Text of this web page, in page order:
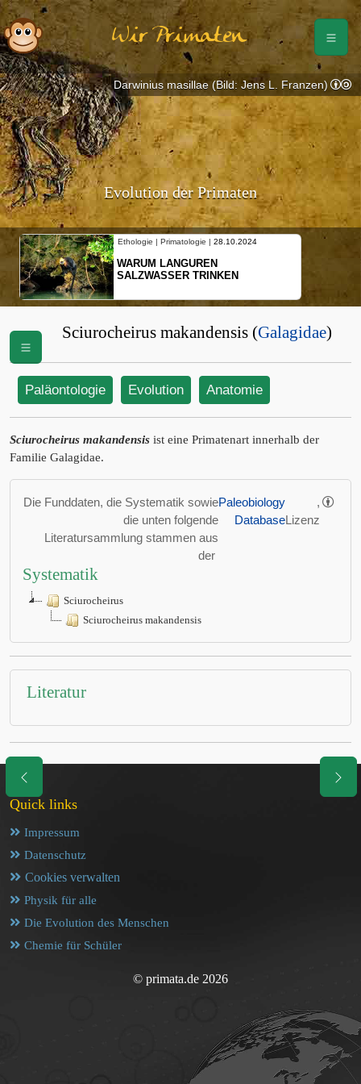
Wir Primaten
Evolution der Primaten
Ethologie | Primatologie | 28.10.2024
WARUM LANGUREN
SALZWASSER TRINKEN
Darwinius masillae (Bild: Jens L. Franzen)
Sciurocheirus makandensis (Galagidae)
Paläontologie Evolution Anatomie
Sciurocheirus makandensis ist eine Primatenart innerhalb der
Familie Galagidae.
Die Funddaten, die Systematik sowie
die unten folgende
Literatursammlung stammen aus
der
Paleobiology
Database
,
Lizenz
Systematik
Sciurocheirus
Sciurocheirus makandensis
Literatur
Quick links
Impressum
Datenschutz
Cookies verwalten
Physik für alle
Die Evolution des Menschen
Chemie für Schüler
© primata.de 2026